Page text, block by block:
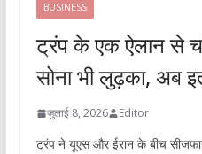
BUSINESS
ट्रंप के एक ऐलान से
सोना भी लुढ़का, अब
जुलाई 8, 2026 Editor
ट्रंप ने यूएस और ईरान के बीच